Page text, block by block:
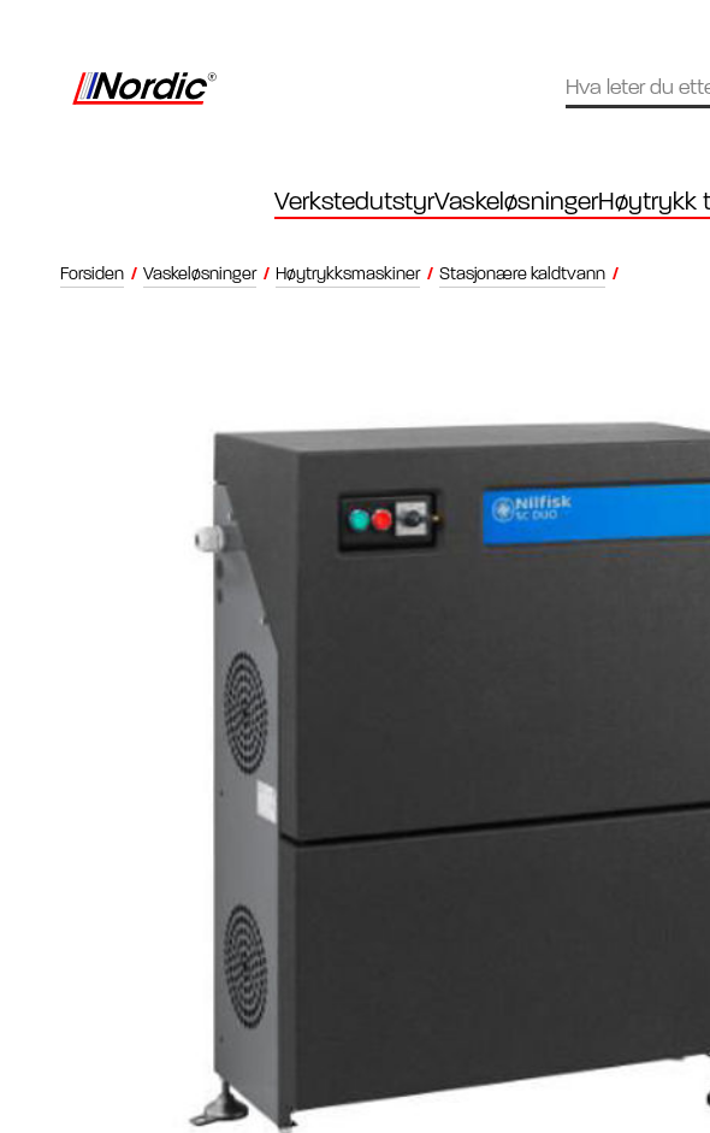
VerkstedutstyrVaskeløsningerHøytrykk
Forsiden / Vaskeløsninger / Høytrykksmaskiner / Stasjonære kaldtvann /